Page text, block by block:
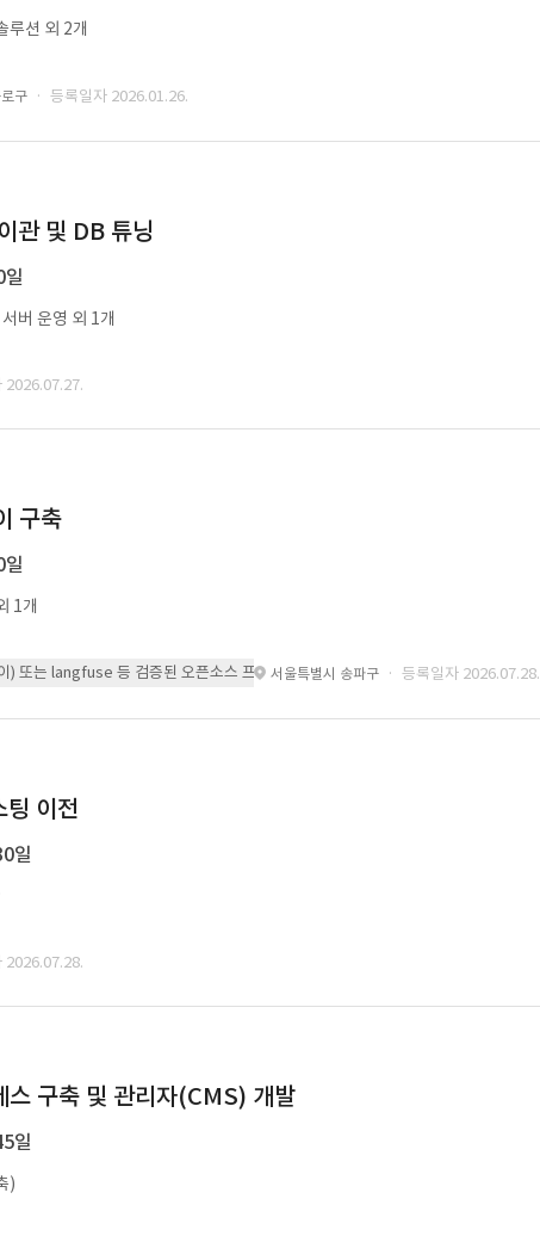
루션 외 2개
구 · 등록일자 2026.01.26.
관 및 DB 튜닝
버 운영 외 1개
2026.07.27.
구축
1개
또는 langfuse 등 검증된 오픈소스 프레임워크를 기반으로 시스템을 구축
서울특별시 송파구 · 등록일자 2026.07.28.
이전
일
2026.07.28.
스 구축 및 관리자(CMS) 개발
일
)